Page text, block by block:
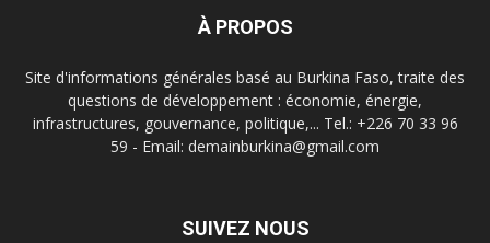
À PROPOS
Site d'informations générales basé au Burkina Faso, traite des
questions de développement : économie, énergie,
infrastructures, gouvernance, politique,... Tel.: +226 70 33 96
59 - Email: demainburkina@gmail.com
SUIVEZ NOUS